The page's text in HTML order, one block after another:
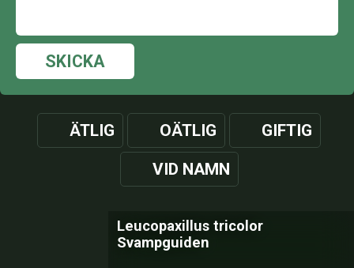
SKICKA
ÄTLIG OÄTLIG GIFTIG
VID NAMN
Leucopaxillus tricolor
Svampguiden